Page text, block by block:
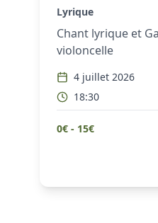
Lyrique
Chant lyrique et
violoncelle
4 juillet 2026
18:30
0€ - 15€